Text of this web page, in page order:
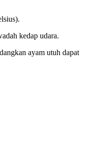
kedap udara.
ayam utuh dapat